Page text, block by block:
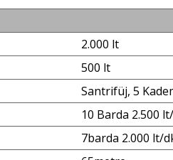
2.000 lt
500 lt
Santrifüj, 5
10 Barda 2.500
7barda 2.000 lt/